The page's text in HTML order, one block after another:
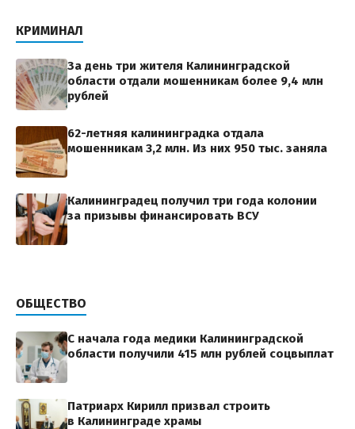
КРИМИНАЛ
За день три жителя Калининградской
области отдали мошенникам более 9,4 млн
рублей
62-летняя калининградка отдала
мошенникам 3,2 млн. Из них 950 тыс. заняла
Калининградец получил три года колонии
за призывы финансировать ВСУ
ОБЩЕСТВО
С начала года медики Калининградской
области получили 415 млн рублей соцвыплат
Патриарх Кирилл призвал строить
в Калининграде храмы